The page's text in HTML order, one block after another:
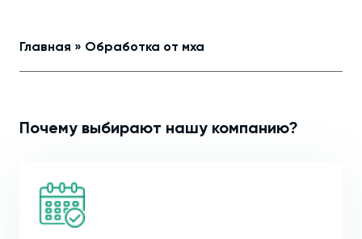
Главная » Обработка от мха
Почему выбирают нашу компанию?